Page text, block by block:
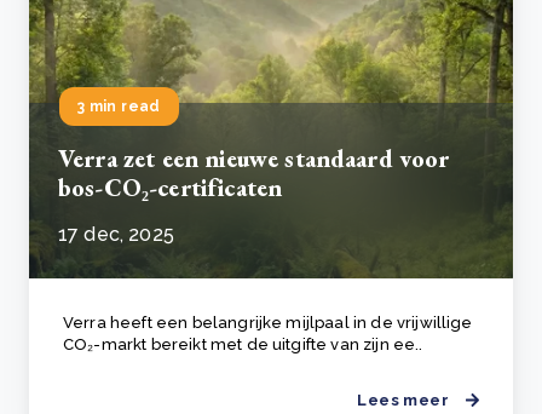
3 min read
Verra zet een nieuwe standaard voor
bos-CO₂-certificaten
17 dec, 2025
Verra heeft een belangrijke mijlpaal in de vrijwillige
CO₂-markt bereikt met de uitgifte van zijn ee..
Lees meer